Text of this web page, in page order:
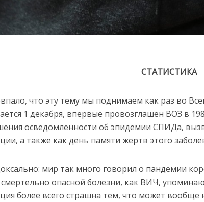
СТАТИСТИКА
что эту тему мы поднимаем как раз во
1 декабря, впервые провозглашен ВОЗ в
осведомленности об эпидемии СПИДа,
а также как день памяти жертв этого
мир так много говорил о пандемии
опасной болезни, как ВИЧ,
более всего страшна тем, что может вообще